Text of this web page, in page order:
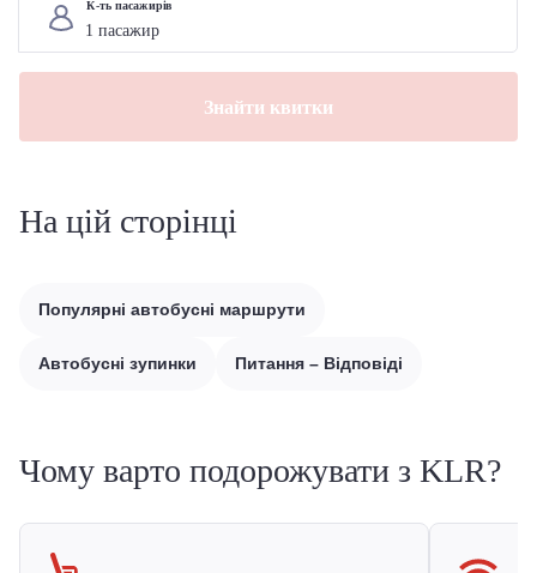
К-ть пасажирів
Знайти квитки
На цій сторінці
Популярні автобусні маршрути
Автобусні зупинки Питання – Відповіді
Чому варто подорожувати з KLR?